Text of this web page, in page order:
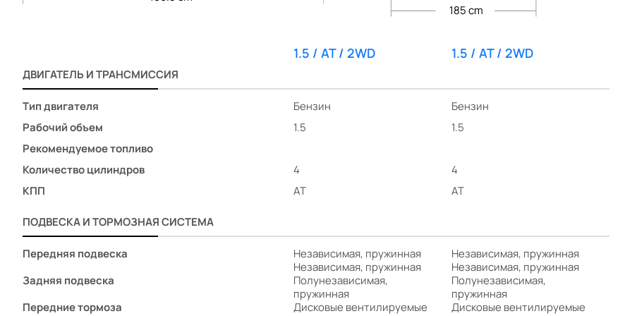
Датчик давления в шинах
Система стабилизации (ESP)
Подушка безопасности водителя
Подушка безопасности пассажира
Антиблокировочная система (ABS)
Система помощи при старте в гору (HSA)
Система помощи при торможении (BAS; EBD)
185 cm
ДВИГАТЕЛЬ И ТРАНСМИССИЯ
Тип двигателя
Рабочий объем
Рекомендуемое топливо
Количество цилиндров
КПП
ПОДВЕСКА И ТОРМОЗНАЯ СИСТЕМА
Передняя подвеска
Задняя подвеска
Передние тормоза
1.5 / AT / 2WD
Бензин
1.5
4
AT
Независимая, пружинная
Независимая, пружинная
Полунезависимая,
пружинная
Дисковые вентилируемые
1.5 / AT / 2WD
Бензин
1.5
4
AT
Независимая, пружинная
Независимая, пружинная
Полунезависимая,
пружинная
Дисковые вентилируемые